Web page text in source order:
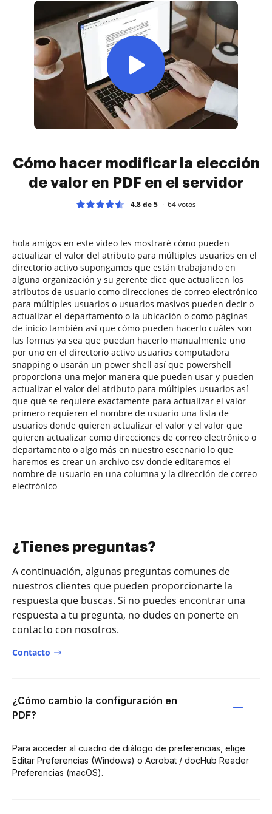
Cómo hacer modificar la elección
de valor en PDF en el servidor
4.8 de 5 64votos
hola amigos en este video les mostraré cómo pueden
actualizar el valor del atributo para múltiples usuarios en el
directorio activo supongamos que están trabajando en
alguna organización y su gerente dice que actualicen los
atributos de usuario como direcciones de correo electrónico
para múltiples usuarios o usuarios masivos pueden decir o
actualizar el departamento o la ubicación o como páginas
de inicio también así que cómo pueden hacerlo cuáles son
las formas ya sea que puedan hacerlo manualmente uno
por uno en el directorio activo usuarios computadora
snapping o usarán un power shell así que powershell
proporciona una mejor manera que pueden usar y pueden
actualizar el valor del atributo para múltiples usuarios así
que qué se requiere exactamente para actualizar el valor
primero requieren el nombre de usuario una lista de
usuarios donde quieren actualizar el valor y el valor que
quieren actualizar como direcciones de correo electrónico o
departamento o algo más en nuestro escenario lo que
haremos es crear un archivo csv donde editaremos el
nombre de usuario en una columna y la dirección de correo
electrónico
¿Tienes preguntas?
A continuación, algunas preguntas comunes de
nuestros clientes que pueden proporcionarte la
respuesta que buscas. Si no puedes encontrar una
respuesta a tu pregunta, no dudes en ponerte en
contacto con nosotros.
Contacto
¿Cómo cambio la configuración en
PDF?
Para acceder al cuadro de diálogo de preferencias, elige
Editar Preferencias (Windows) o Acrobat / docHub Reader
Preferencias (macOS).